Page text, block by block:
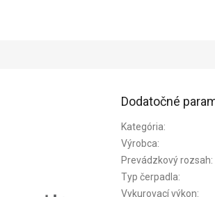
Dodatočné
Kategória:
Výrobca:
Prevádzkový rozsah:
Typ čerpadla:
Vykurovací výkon: